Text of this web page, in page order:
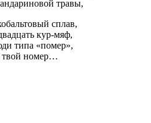
травы,
сплав,
кур-мяф,
типа «помер»,
твой номер…